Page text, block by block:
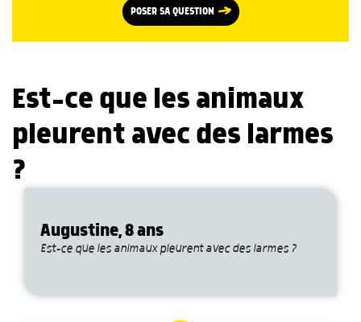
POSER SA QUESTION
Est-ce que les animaux
pleurent avec des larmes
?
Augustine, 8 ans
Est-ce que les animaux pleurent avec des larmes ?